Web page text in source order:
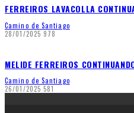
FERREIROS LAVACOLLA
Camino de Santiago
28/01/2025 978
MELIDE FERREIROS
Camino de Santiago
26/01/2025 581